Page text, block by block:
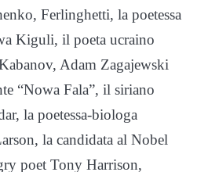
Ferlinghetti, la poetessa
Kiguli, il poeta ucraino
Adam Zagajewski
“Nowa Fala”, il siriano
la poetessa-biologa
la candidata al Nobel
poet Tony Harrison,